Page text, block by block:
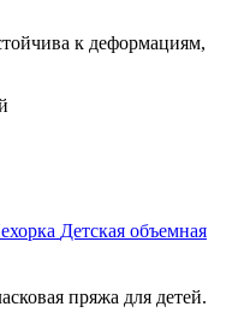
к деформациям,
Детская объемная
пряжа для детей.